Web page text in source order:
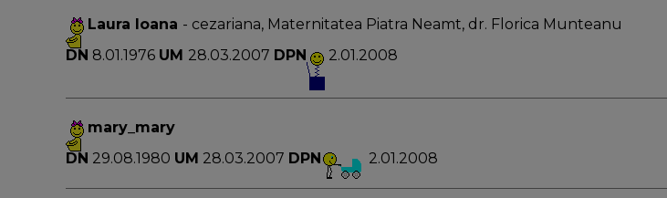
Laura Ioana - cezariana, Maternitatea Piatra Neamt, dr. Florica Munteanu
DN 8.01.1976 UM 28.03.2007 DPN 2.01.2008
mary_mary
DN 29.08.1980 UM 28.03.2007 DPN 2.01.2008